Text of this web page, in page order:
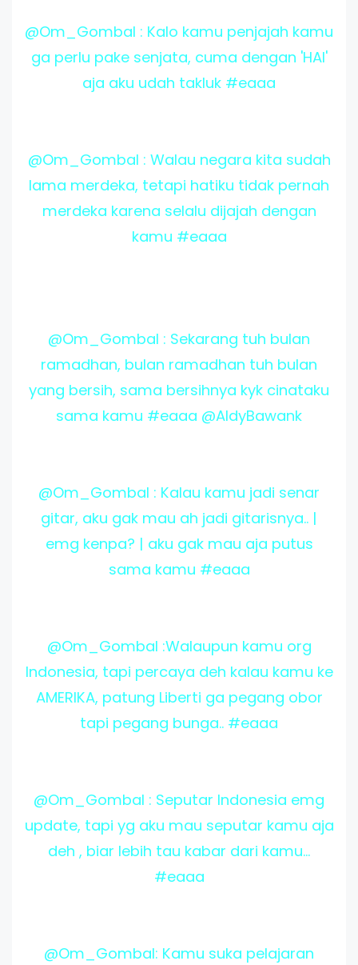
@Om_Gombal : Kalo kamu penjajah kamu
ga perlu pake senjata, cuma dengan 'HAI'
aja aku udah takluk #eaaa
@Om_Gombal : Walau negara kita sudah
lama merdeka, tetapi hatiku tidak pernah
merdeka karena selalu dijajah dengan
kamu #eaaa
@Om_Gombal : Sekarang tuh bulan
ramadhan, bulan ramadhan tuh bulan
yang bersih, sama bersihnya kyk cinataku
sama kamu #eaaa @AldyBawank
@Om_Gombal : Kalau kamu jadi senar
gitar, aku gak mau ah jadi gitarisnya.. |
emg kenpa? | aku gak mau aja putus
sama kamu #eaaa
@Om_Gombal :Walaupun kamu org
Indonesia, tapi percaya deh kalau kamu ke
AMERIKA, patung Liberti ga pegang obor
tapi pegang bunga.. #eaaa
@Om_Gombal : Seputar Indonesia emg
update, tapi yg aku mau seputar kamu aja
deh , biar lebih tau kabar dari kamu...
#eaaa
@Om_Gombal: Kamu suka pelajaran